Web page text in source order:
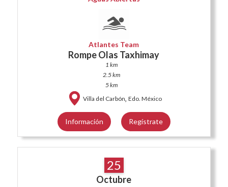
Atlantes Team
Rompe Olas Taxhimay
1 km
2.5 km
5 km
Villa del Carbón, Edo. México
Información Regístrate
25
Octubre